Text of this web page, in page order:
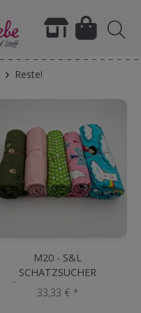
Reste!
M20 - S&L
SCHATZSUCHER
RÖLLCHEN (5 x 50 cm)
33,33 € *